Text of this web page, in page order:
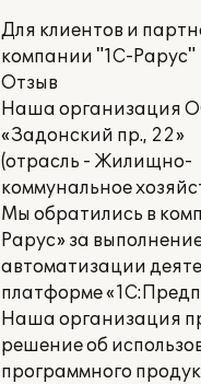
Для клиентов и
компании "1С-Рарус"
Отзыв
Наша организация
«Задонский пр., 22»
(отрасль - Жилищно-
коммунальное
Мы обратились в
Рарус» за
автоматизации
платформе
Наша организация
решение об
программного